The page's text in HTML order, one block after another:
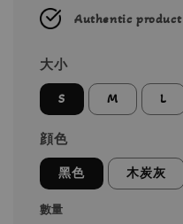
Authentic product
大小
S M L
顔色
黑色 木炭灰
數量